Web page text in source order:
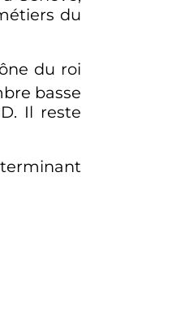
du
du roi
basse
Il reste
terminant